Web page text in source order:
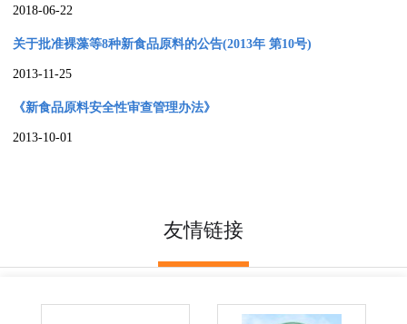
然及营养保健品展
2018-06-22
关于批准裸藻等8种新食品原料的公告(2013年 第10号)
2013-11-25
《新食品原料安全性审查管理办法》
2013-10-01
国家林业和草原国家创新联盟培训班成功举办
2020-04-07
友情链接